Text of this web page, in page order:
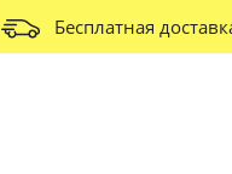
Бесплатная